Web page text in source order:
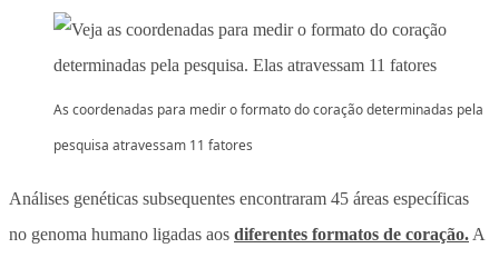
As coordenadas para medir o formato do coração determinadas pela
pesquisa atravessam 11 fatores
Análises genéticas subsequentes encontraram 45 áreas específicas
no genoma humano ligadas aos diferentes formatos de coração. A